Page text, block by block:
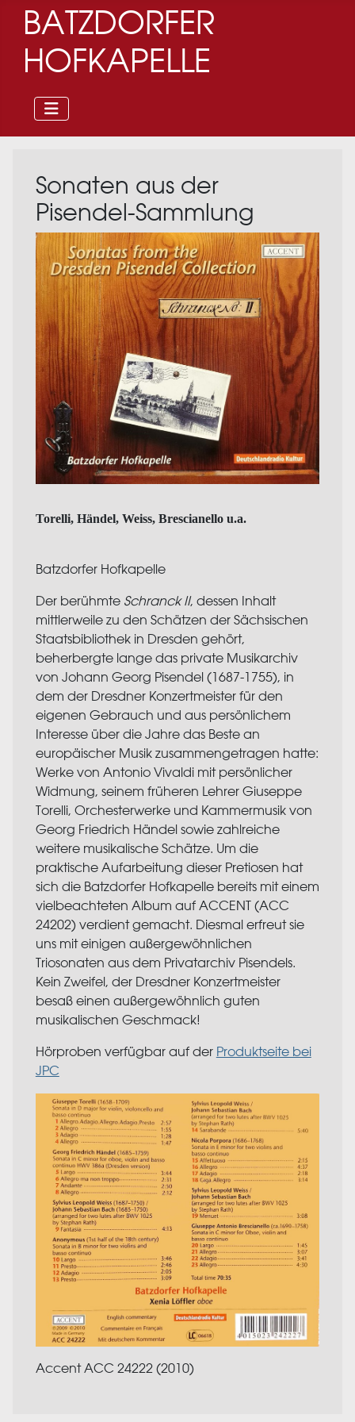
BATZDORFER
HOFKAPELLE
Sonaten aus der
Pisendel-Sammlung
Torelli, Händel, Weiss, Brescianello u.a.
Batzdorfer Hofkapelle
Der berühmte Schranck II, dessen Inhalt
mittlerweile zu den Schätzen der Sächsischen
Staatsbibliothek in Dresden gehört,
beherbergte lange das private Musikarchiv
von Johann Georg Pisendel (1687-1755), in
dem der Dresdner Konzertmeister für den
eigenen Gebrauch und aus persönlichem
Interesse über die Jahre das Beste an
europäischer Musik zusammengetragen hatte:
Werke von Antonio Vivaldi mit persönlicher
Widmung, seinem früheren Lehrer Giuseppe
Torelli, Orchesterwerke und Kammermusik von
Georg Friedrich Händel sowie zahlreiche
weitere musikalische Schätze. Um die
praktische Aufarbeitung dieser Pretiosen hat
sich die Batzdorfer Hofkapelle bereits mit einem
vielbeachteten Album auf ACCENT (ACC
24202) verdient gemacht. Diesmal erfreut sie
uns mit einigen außergewöhnlichen
Triosonaten aus dem Privatarchiv Pisendels.
Kein Zweifel, der Dresdner Konzertmeister
besaß einen außergewöhnlich guten
musikalischen Geschmack!
Hörproben verfügbar auf der Produktseite bei
JPC
Accent ACC 24222 (2010)